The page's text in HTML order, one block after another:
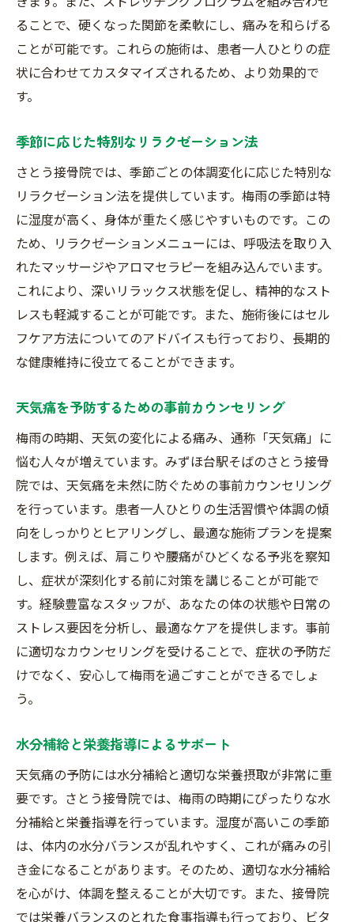
ることで、硬くなった関節を柔軟にし、痛みを和らげる
ことが可能です。これらの施術は、患者一人ひとりの症
状に合わせてカスタマイズされるため、より効果的で
す。
季節に応じた特別なリラクゼーション法
さとう接骨院では、季節ごとの体調変化に応じた特別な
リラクゼーション法を提供しています。梅雨の季節は特
に湿度が高く、身体が重たく感じやすいものです。この
ため、リラクゼーションメニューには、呼吸法を取り入
れたマッサージやアロマセラピーを組み込んでいます。
これにより、深いリラックス状態を促し、精神的なスト
レスも軽減することが可能です。また、施術後にはセル
フケア方法についてのアドバイスも行っており、長期的
な健康維持に役立てることができます。
天気痛を予防するための事前カウンセリング
梅雨の時期、天気の変化による痛み、通称「天気痛」に
悩む人々が増えています。みずほ台駅そばのさとう接骨
院では、天気痛を未然に防ぐための事前カウンセリング
を行っています。患者一人ひとりの生活習慣や体調の傾
向をしっかりとヒアリングし、最適な施術プランを提案
します。例えば、肩こりや腰痛がひどくなる予兆を察知
し、症状が深刻化する前に対策を講じることが可能で
す。経験豊富なスタッフが、あなたの体の状態や日常の
ストレス要因を分析し、最適なケアを提供します。事前
に適切なカウンセリングを受けることで、症状の予防だ
けでなく、安心して梅雨を過ごすことができるでしょ
う。
水分補給と栄養指導によるサポート
天気痛の予防には水分補給と適切な栄養摂取が非常に重
要です。さとう接骨院では、梅雨の時期にぴったりな水
分補給と栄養指導を行っています。湿度が高いこの季節
は、体内の水分バランスが乱れやすく、これが痛みの引
き金になることがあります。そのため、適切な水分補給
を心がけ、体調を整えることが大切です。また、接骨院
では栄養バランスのとれた食事指導も行っており、ビタ